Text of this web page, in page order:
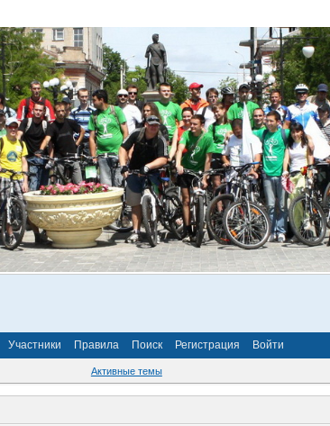
Участники Правила Поиск Регистрация Войти
Активные темы